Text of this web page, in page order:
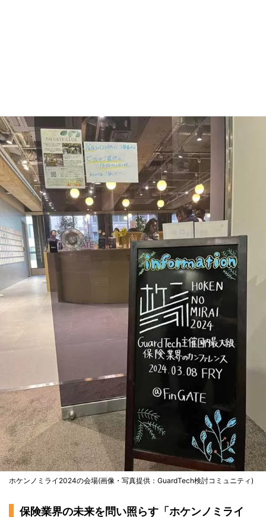
ホケンノミライ2024の会場(画像・写真提供：GuardTech検討コミュニティ)
保険業界の未来を問い照らす「ホケンノミライ